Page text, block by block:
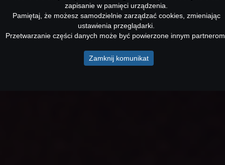
zapisanie w pamięci urządzenia.
Pamiętaj, że możesz samodzielnie zarządzać cookies, zmieniając
ustawienia przeglądarki.
Przetwarzanie części danych może być powierzone innym
Zamknij komunikat